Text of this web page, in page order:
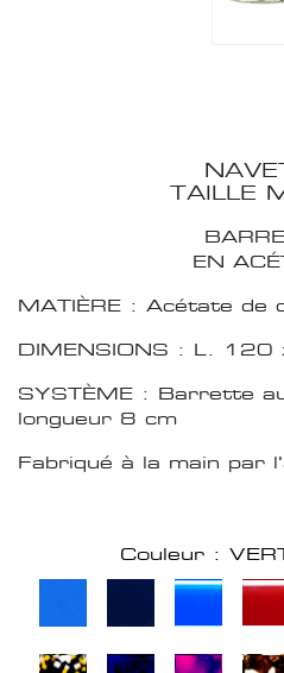
TAILLE
EN
MATIÈRE : Acétate de
DIMENSIONS : L.
SYSTÈME : Barrette
longueur 8 cm
Fabriqué à la main par
Couleur :